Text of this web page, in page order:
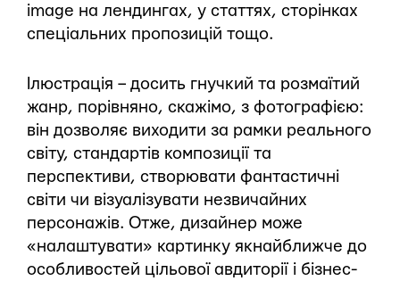
image на лендингах, у статтях, сторінках
спеціальних пропозицій тощо.
Ілюстрація – досить гнучкий та розмаїтий
жанр, порівняно, скажімо, з фотографією:
він дозволяє виходити за рамки реального
світу, стандартів композиції та
перспективи, створювати фантастичні
світи чи візуалізувати незвичайних
персонажів. Отже, дизайнер може
«налаштувати» картинку якнайближче до
особливостей цільової авдиторії і бізнес-